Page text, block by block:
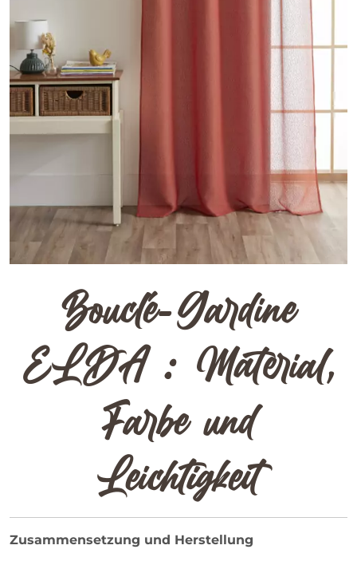
Bouclé-Gardine
ELDA : Material,
Farbe und
Leichtigkeit
Zusammensetzung und Herstellung